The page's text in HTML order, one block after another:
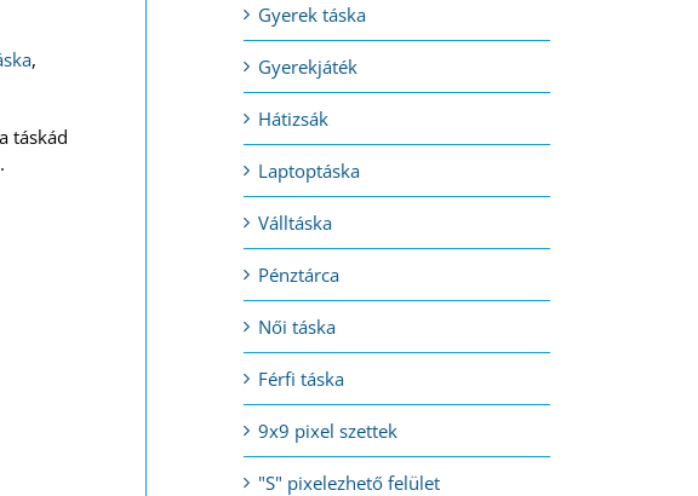
,
táskád
Gyerek táska
Gyerekjáték
Hátizsák
Laptoptáska
Válltáska
Pénztárca
Női táska
Férfi táska
9x9 pixel szettek
"S" pixelezhető felület